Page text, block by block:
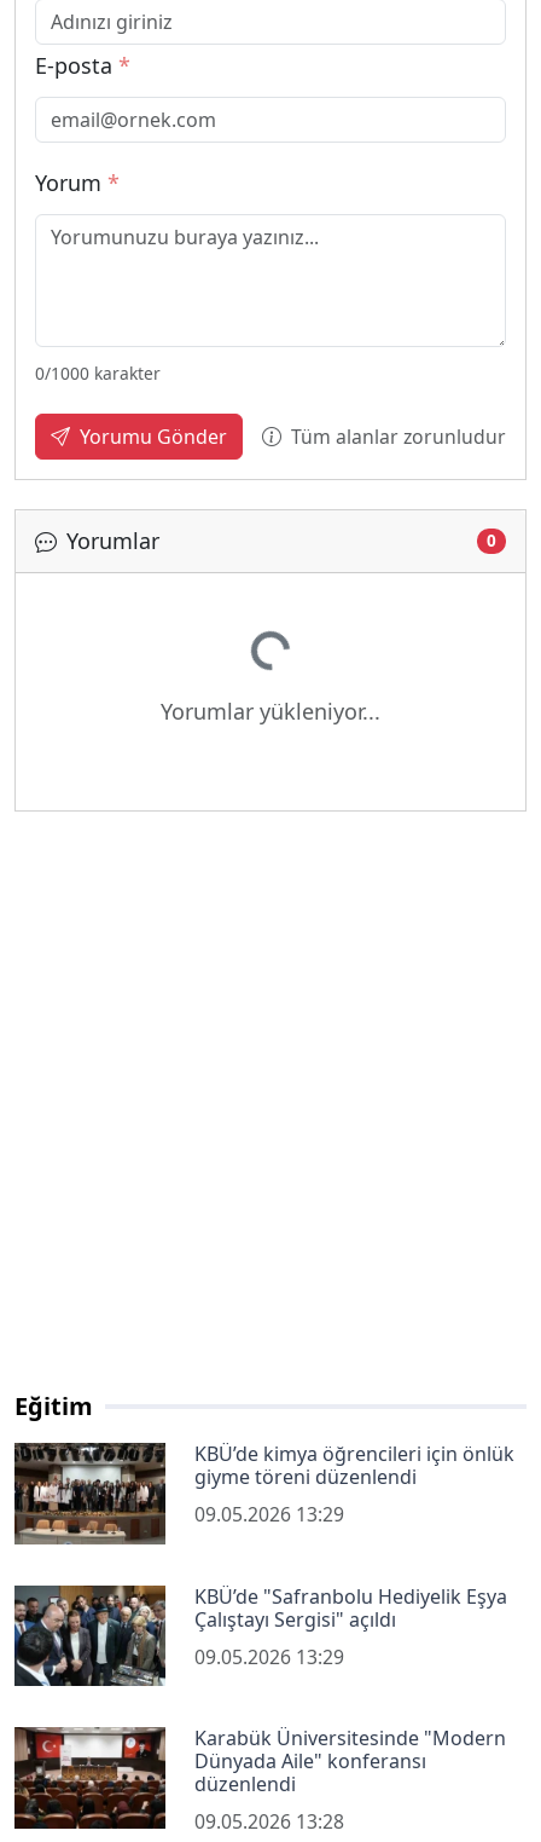
E-posta *
Yorum *
0/1000 karakter
Yorumu Gönder Tüm alanlar zorunludur
Yorumlar 0
Yükleniyor...
Yorumlar yükleniyor...
Eğitim
KBÜ’de kimya öğrencileri için önlük
giyme töreni düzenlendi
09.05.2026 13:29
KBÜ’de "Safranbolu Hediyelik Eşya
Çalıştayı Sergisi" açıldı
09.05.2026 13:29
Karabük Üniversitesinde "Modern
Dünyada Aile" konferansı
düzenlendi
09.05.2026 13:28